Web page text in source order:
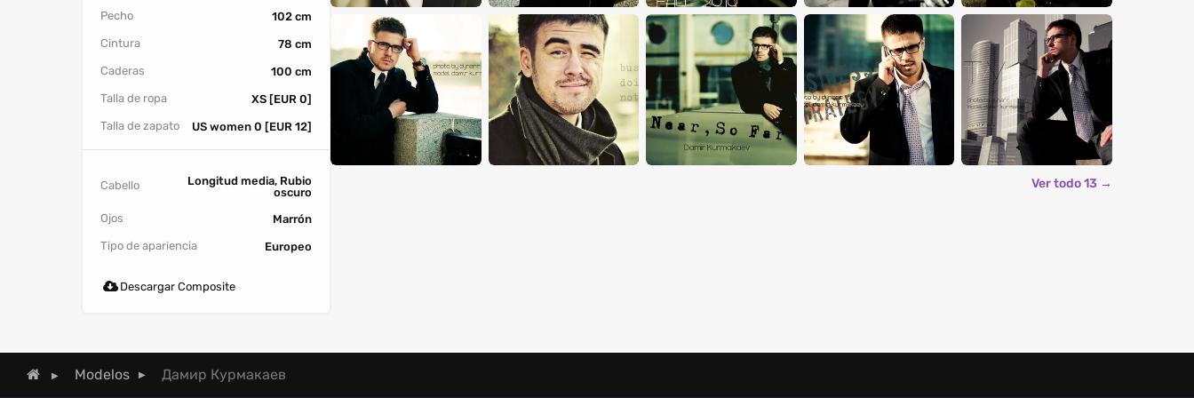
Pecho
102 cm
Cintura
78 cm
Caderas
100 cm
Talla de ropa
XS [EUR 0]
Talla de zapato
US women 0 [EUR 12]
Cabello
Longitud media, Rubio
oscuro
Ojos
Marrón
Tipo de apariencia
Europeo
Descargar Composite
Ver todo 13 →
Modelos Дамир Курмакаев